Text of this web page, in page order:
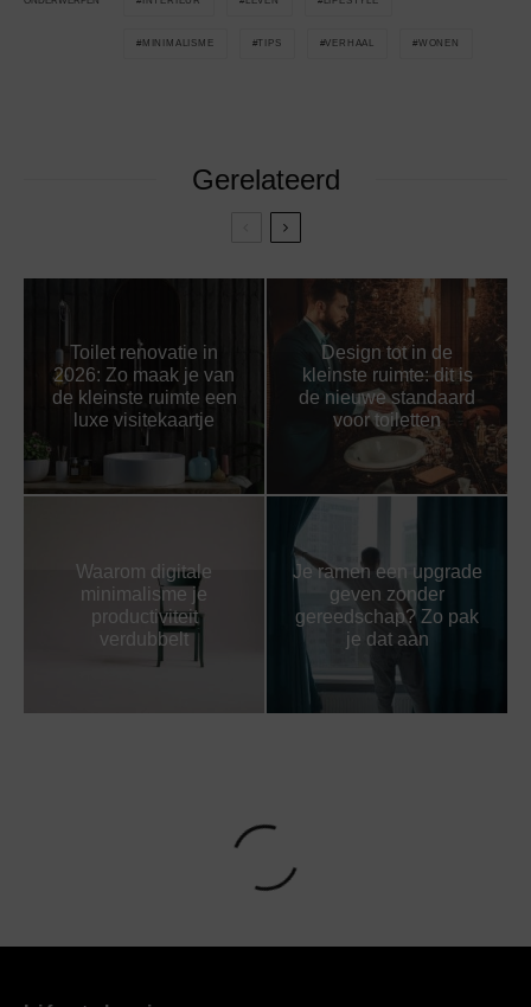
MINIMALISME TIPS VERHAAL WONEN
Gerelateerd
Toilet renovatie in
2026: Zo maak je van
de kleinste ruimte een
luxe visitekaartje
Design tot in de
kleinste ruimte: dit is
de nieuwe standaard
voor toiletten
Waarom digitale
minimalisme je
productiviteit
verdubbelt
Je ramen een upgrade
geven zonder
gereedschap? Zo pak
je dat aan